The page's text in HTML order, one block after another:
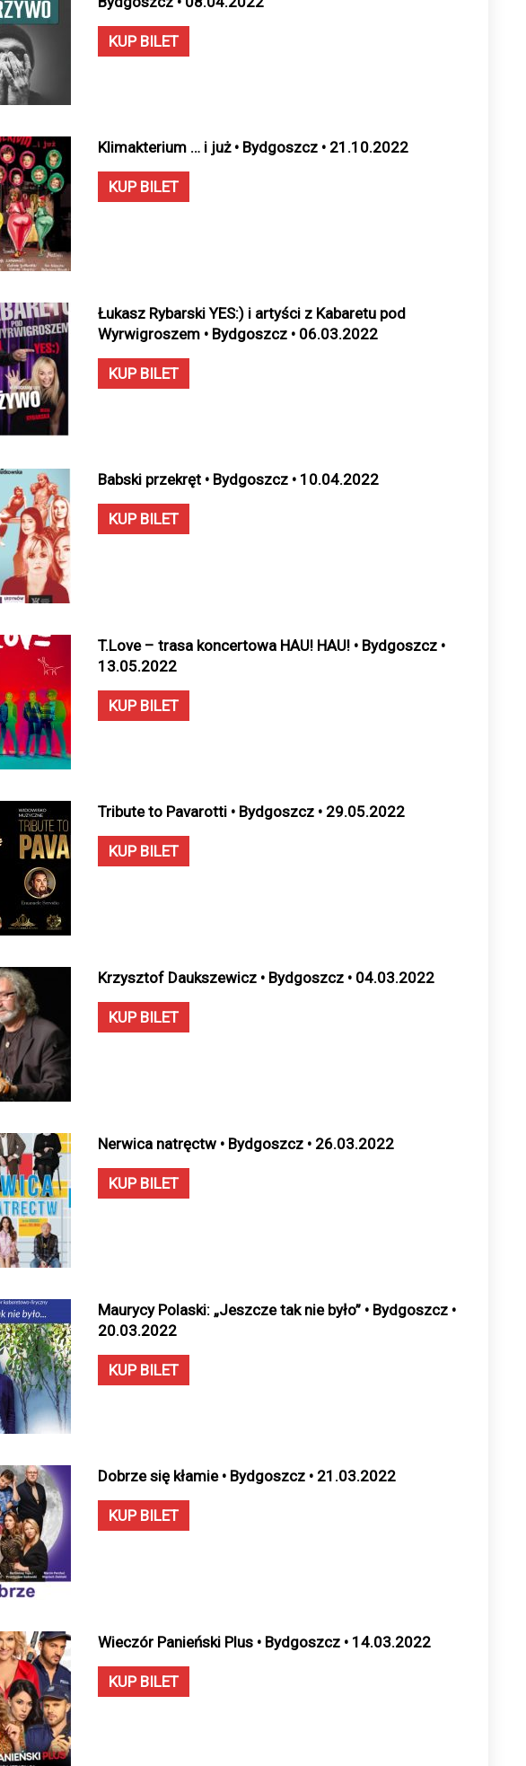
KUP BILET
Klimakterium … i już • Bydgoszcz • 21.10.2022
KUP BILET
Łukasz Rybarski YES:) i artyści z Kabaretu pod
Wyrwigroszem • Bydgoszcz • 06.03.2022
KUP BILET
Babski przekręt • Bydgoszcz • 10.04.2022
KUP BILET
T.Love – trasa koncertowa HAU! HAU! • Bydgoszcz •
13.05.2022
KUP BILET
Tribute to Pavarotti • Bydgoszcz • 29.05.2022
KUP BILET
Krzysztof Daukszewicz • Bydgoszcz • 04.03.2022
KUP BILET
Nerwica natręctw • Bydgoszcz • 26.03.2022
KUP BILET
Maurycy Polaski: „Jeszcze tak nie było” • Bydgoszcz •
20.03.2022
KUP BILET
Dobrze się kłamie • Bydgoszcz • 21.03.2022
KUP BILET
Wieczór Panieński Plus • Bydgoszcz • 14.03.2022
KUP BILET